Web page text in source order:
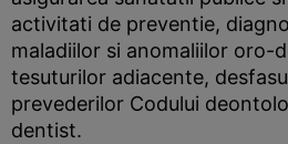
activitati de preventie,
maladiilor si anomaliilor oro-
tesuturilor adiacente,
prevederilor Codului
dentist.